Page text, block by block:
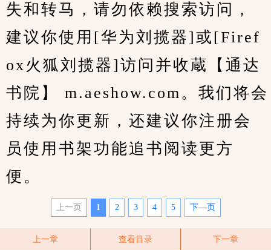
失和转马，请勿依赖搜索访问，
建议你使用[华为刘揽器]或[Firef
ox火狐刘揽器]访问并收蔵【通达
书院】 m.aeshow.com。我们将会
持续为你更新，还建议你注册会
员使用书架功能追书阅读更方
便。
上一页 1 2 3 4 5 下—页
上一章 查看目录 下一章